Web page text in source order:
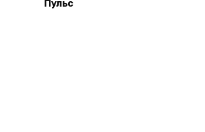
Пульс